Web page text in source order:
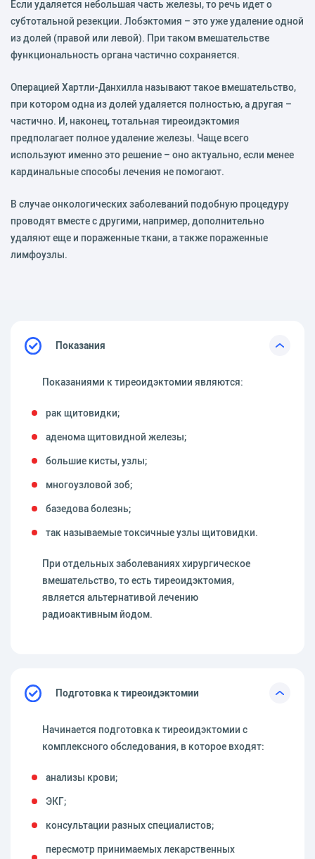
Если удаляется небольшая часть железы, то речь идет о
субтотальной резекции. Лобэктомия – это уже удаление одной
из долей (правой или левой). При таком вмешательстве
функциональность органа частично сохраняется.
Операцией Хартли-Данхилла называют такое вмешательство,
при котором одна из долей удаляется полностью, а другая –
частично. И, наконец, тотальная тиреоидэктомия
предполагает полное удаление железы. Чаще всего
используют именно это решение – оно актуально, если менее
кардинальные способы лечения не помогают.
В случае онкологических заболеваний подобную процедуру
проводят вместе с другими, например, дополнительно
удаляют еще и пораженные ткани, а также пораженные
лимфоузлы.
Показания
Показаниями к тиреоидэктомии являются:
рак щитовидки;
аденома щитовидной железы;
большие кисты, узлы;
многоузловой зоб;
базедова болезнь;
так называемые токсичные узлы щитовидки.
При отдельных заболеваниях хирургическое
вмешательство, то есть тиреоидэктомия,
является альтернативой лечению
радиоактивным йодом.
Подготовка к тиреоидэктомии
Начинается подготовка к тиреоидэктомии с
комплексного обследования, в которое входят:
анализы крови;
ЭКГ;
консультации разных специалистов;
пересмотр принимаемых лекарственных